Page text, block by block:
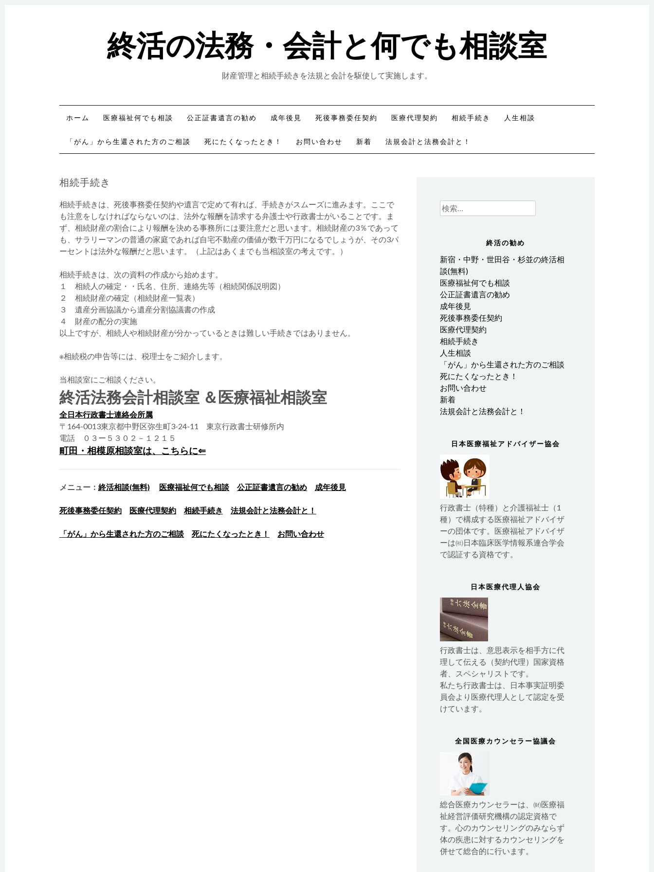
終活の法務・会計と何でも相談室
財産管理と相続手続きを法規と会計を駆使して実施します。
ホーム
医療福祉何でも相談 公正証書遺言の勧め 成年後見 死後事務委任契約 医療代理契約 相続手続き 人生相談
「がん」から生還された方のご相談 死にたくなったとき！ お問い合わせ 新着 法規会計と法務会計と！
相続手続き
相続手続きは、死後事務委任契約や遺言で定めて有れば、手続きがスムーズに進みます。ここで
も注意をしなければならないのは、法外な報酬を請求する弁護士や行政書士がいることです。ま
ず、相続財産の割合により報酬を決める事務所には要注意だと思います。相続財産の3％であって
も、サラリーマンの普通の家庭であれば自宅不動産の価値が数千万円になるでしょうが、その3パ
ーセントは法外な報酬だと思います。（上記はあくまでも当相談室の考えです。）
相続手続きは、次の資料の作成から始めます。
１ 相続人の確定・・氏名、住所、連絡先等（相続関係説明図）
２ 相続財産の確定（相続財産一覧表）
３ 遺産分画協議から遺産分割協議書の作成
４ 財産の配分の実施
以上ですが、相続人や相続財産が分かっているときは難しい手続きではありません。
※相続税の申告等には、税理士をご紹介します。
当相談室にご相談ください。
終活法務会計相談室 ＆医療福祉相談室
全日本行政書士連絡会所属
〒164-0013東京都中野区弥生町3-24-11 東京行政書士研修所内
電話 ０３ー５３０２－１２１５
町田・相模原相談室は、こちらに⇐
メニュー： 終活相談(無料) 医療福祉何でも相談 公正証書遺言の勧め 成年後見
死後事務委任契約 医療代理契約 相続手続き 法規会計と法務会計と！
「がん」から生還された方のご相談 死にたくなったとき！ お問い合わせ
検
索:
終活の勧め
新宿・中野・世田谷・杉並の終活相
談(無料)
医療福祉何でも相談
公正証書遺言の勧め
成年後見
死後事務委任契約
医療代理契約
相続手続き
人生相談
「がん」から生還された方のご相談
死にたくなったとき！
お問い合わせ
新着
法規会計と法務会計と！
日本医療福祉アドバイザー協会
行政書士（特種）と介護福祉士（1
種）で構成する医療福祉アドバイザ
ーの団体です。医療福祉アドバイザ
ーは㈳日本臨床医学情報系連合学会
で認証する資格です。
日本医療代理人協会
行政書士は、意思表示を相手方に代
理して伝える（契約代理）国家資格
者、スペシャリストです。
私たち行政書士は、日本事実証明委
員会より医療代理人として認定を受
けています。
全国医療カウンセラー協議会
総合医療カウンセラーは、㈶医療福
祉経営評価研究機構の認定資格で
す。心のカウンセリングのみならず
体の疾患に対するカウンセリングを
併せて総合的に行います。